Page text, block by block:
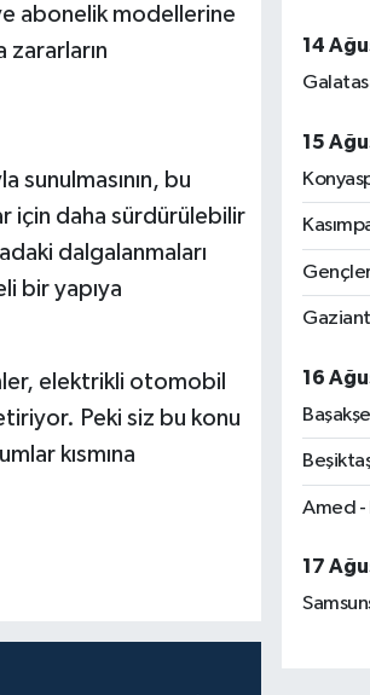
abonelik modellerine
zararların
sunulmasının, bu
için daha sürdürülebilir
dalgalanmaları
bir yapıya
elektrikli otomobil
Peki siz bu konu
kısmına
14
15
16
Amed -
17